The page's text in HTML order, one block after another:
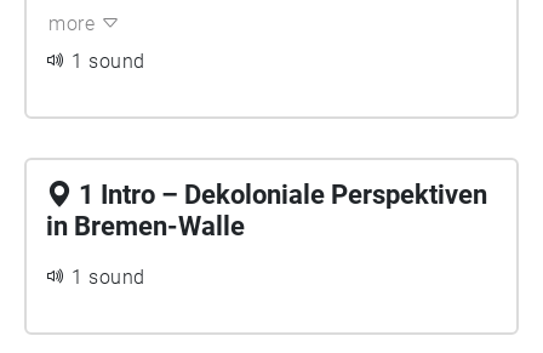
more
1 sound
1 Intro – Dekoloniale Perspektiven
in Bremen-Walle
1 sound